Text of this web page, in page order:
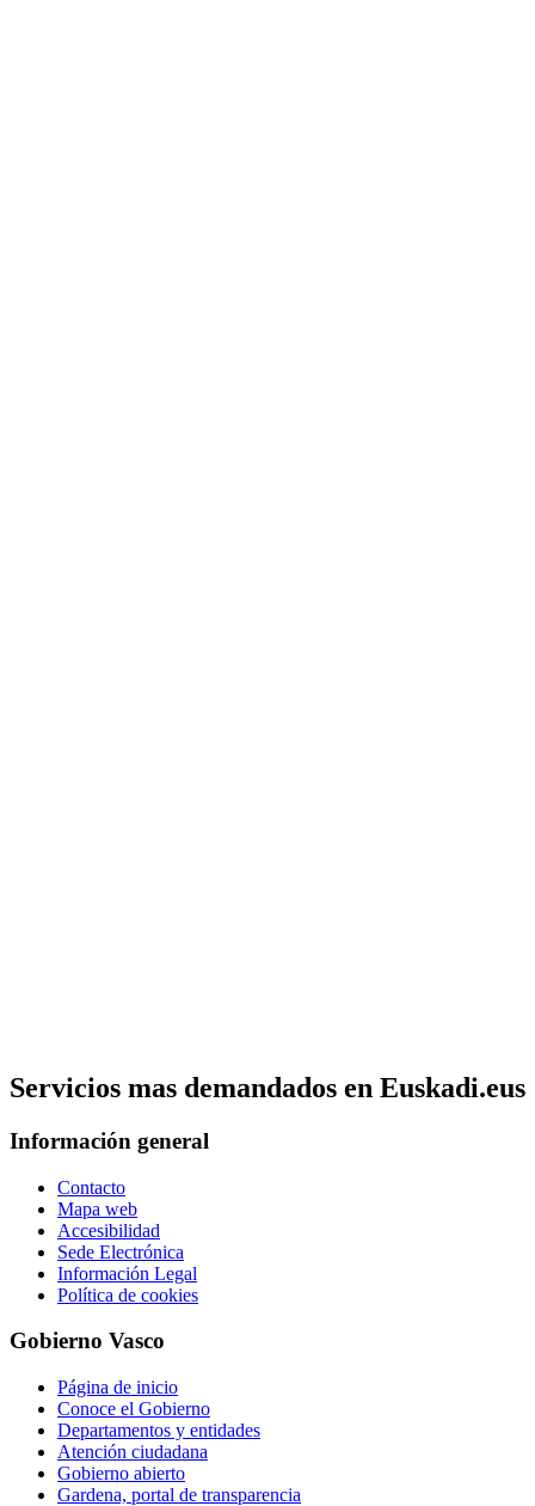
Servicios mas demandados en Euskadi.eus
Información general
Contacto
Mapa web
Accesibilidad
Sede Electrónica
Información Legal
Política de cookies
Gobierno Vasco
Página de inicio
Conoce el Gobierno
Departamentos y entidades
Atención ciudadana
Gobierno abierto
Gardena, portal de transparencia